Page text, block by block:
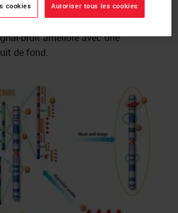
gène Cot1 pour le pré-annelage de
bruit amélioré avec une
de fond.
cookies Autoriser tous les cookies